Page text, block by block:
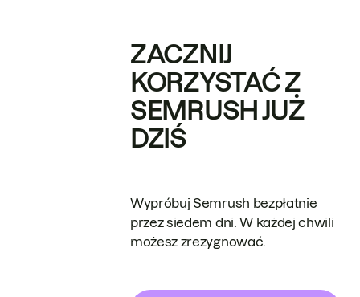
ZACZNIJ
KORZYSTAĆ Z
SEMRUSH JUŻ
DZIŚ
Wypróbuj Semrush bezpłatnie
przez siedem dni. W każdej chwili
możesz zrezygnować.